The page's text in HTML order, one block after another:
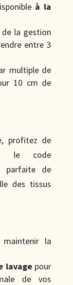
à la
la gestion
entre 3
multiple de
10 cm de
profitez de
le code
parfaite de
des tissus
la
lavagepour
de vos